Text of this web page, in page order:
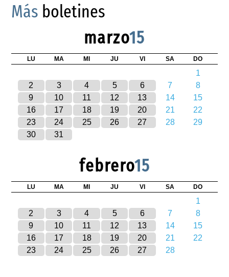
Más boletines
marzo15
LU MA MI JU VI SA DO
1
2
3 4 5 6 7
8
9
10 11 12 13 14
15
16
17 18 19 20 21
22
23
24 25 26 27 28
29
30
31
febrero15
LU MA MI JU VI SA DO
1
2
3 4 5 6 7
8
9
10 11 12 13 14
15
16
17 18 19 20 21
22
23
24 25 26 27 28